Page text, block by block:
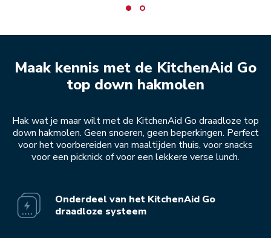
Maak kennis met de KitchenAid Go
top down hakmolen
Hak wat je maar wilt met de KitchenAid Go draadloze top
down hakmolen. Geen snoeren, geen beperkingen. Perfect
voor het voorbereiden van maaltijden thuis, voor snacks
voor een picknick of voor een lekkere verse lunch.
Onderdeel van het KitchenAid Go
draadloze systeem